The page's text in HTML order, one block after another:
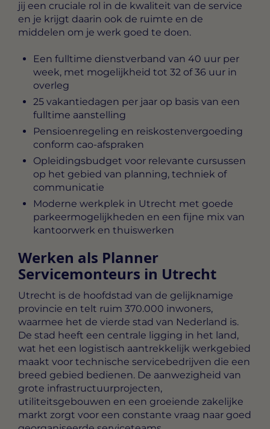
jij een cruciale rol in de kwaliteit van de service
en je krijgt daarin ook de ruimte en de
middelen om je werk goed te doen.
Een fulltime dienstverband van 40 uur per
week, met mogelijkheid tot 32 of 36 uur in
overleg
25 vakantiedagen per jaar op basis van een
fulltime aanstelling
Pensioenregeling en reiskostenvergoeding
conform cao-afspraken
Opleidingsbudget voor relevante cursussen
op het gebied van planning, techniek of
communicatie
Moderne werkplek in Utrecht met goede
parkeermogelijkheden en een fijne mix van
kantoorwerk en thuiswerken
Werken als Planner
Servicemonteurs in Utrecht
Utrecht is de hoofdstad van de gelijknamige
provincie en telt ruim 370.000 inwoners,
waarmee het de vierde stad van Nederland is.
De stad heeft een centrale ligging in het land,
wat het een logistisch aantrekkelijk werkgebied
maakt voor technische servicebedrijven die een
breed gebied bedienen. De aanwezigheid van
grote infrastructuurprojecten,
utiliteitsgebouwen en een groeiende zakelijke
markt zorgt voor een constante vraag naar goed